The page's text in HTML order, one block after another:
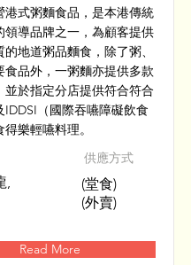
港式粥麵食品，是本港傳統
領導品牌之一，為顧客提供
地道粥品麵食，除了粥、
食品外，一粥麵亦提供多款
並於指定分店提供符合符合
IDDSI（國際吞嚥障礙飲食
樂輕嚥料理。
,
供應方式
(堂食)
(外賣)
Read More